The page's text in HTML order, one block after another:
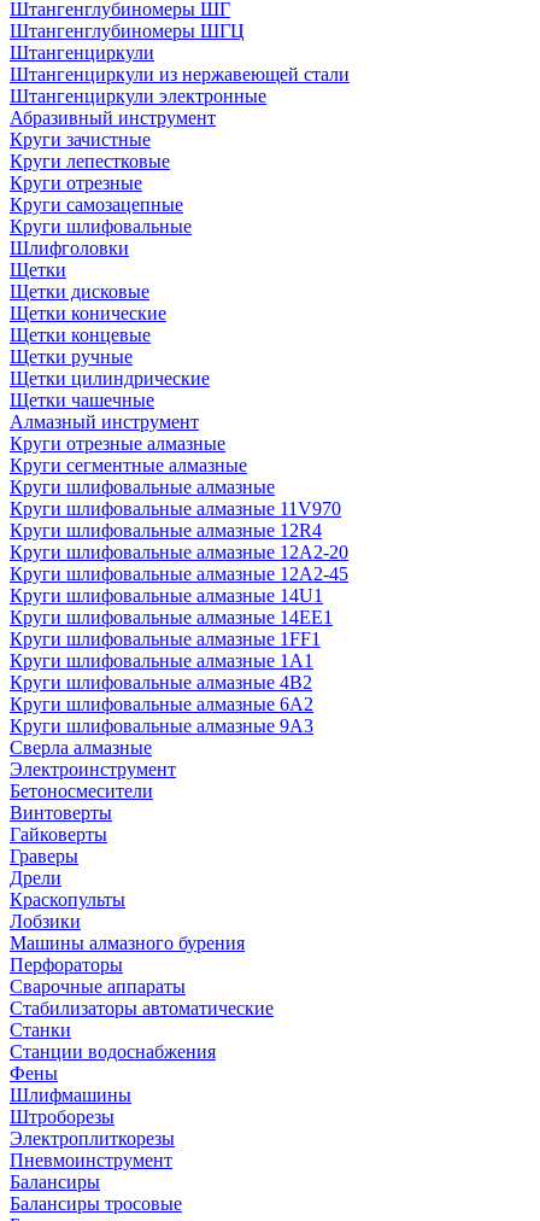
Штангенглубиномеры ШГ
Штангенглубиномеры ШГЦ
Штангенциркули
Штангенциркули из нержавеющей стали
Штангенциркули электронные
Абразивный инструмент
Круги зачистные
Круги лепестковые
Круги отрезные
Круги самозацепные
Круги шлифовальные
Шлифголовки
Щетки
Щетки дисковые
Щетки конические
Щетки концевые
Щетки ручные
Щетки цилиндрические
Щетки чашечные
Алмазный инструмент
Круги отрезные алмазные
Круги сегментные алмазные
Круги шлифовальные алмазные
Круги шлифовальные алмазные 11V970
Круги шлифовальные алмазные 12R4
Круги шлифовальные алмазные 12А2-20
Круги шлифовальные алмазные 12А2-45
Круги шлифовальные алмазные 14U1
Круги шлифовальные алмазные 14ЕЕ1
Круги шлифовальные алмазные 1FF1
Круги шлифовальные алмазные 1А1
Круги шлифовальные алмазные 4В2
Круги шлифовальные алмазные 6A2
Круги шлифовальные алмазные 9А3
Сверла алмазные
Электроинструмент
Бетоносмесители
Винтоверты
Гайковерты
Граверы
Дрели
Краскопульты
Лобзики
Машины алмазного бурения
Перфораторы
Сварочные аппараты
Стабилизаторы автоматические
Станки
Станции водоснабжения
Фены
Шлифмашины
Штроборезы
Электроплиткорезы
Пневмоинструмент
Балансиры
Балансиры тросовые